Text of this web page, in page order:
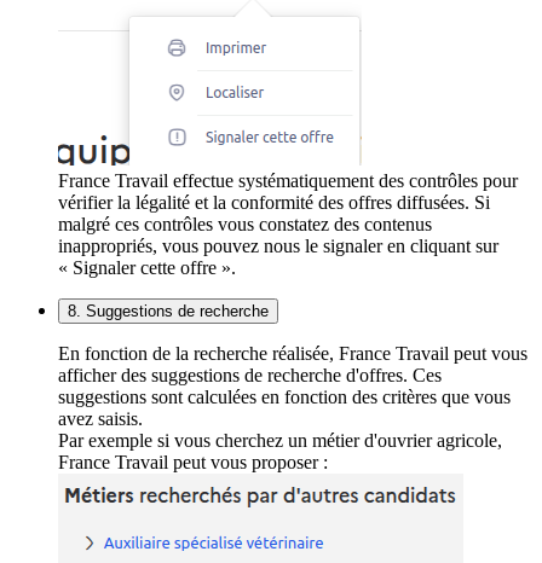
France Travail effectue systématiquement des contrôles pour
vérifier la légalité et la conformité des offres diffusées. Si
malgré ces contrôles vous constatez des contenus
inappropriés, vous pouvez nous le signaler en cliquant sur
« Signaler cette offre ».
8. Suggestions de recherche
En fonction de la recherche réalisée, France Travail peut vous
afficher des suggestions de recherche d'offres. Ces
suggestions sont calculées en fonction des critères que vous
avez saisis.
Par exemple si vous cherchez un métier d'ouvrier agricole,
France Travail peut vous proposer :